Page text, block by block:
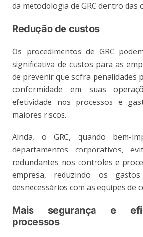
da metodologia de GRC dentro das
Redução de custos
Os procedimentos de GRC
significativa de custos para as
de prevenir que sofra penalidades
conformidade em suas
efetividade nos processos e
maiores riscos.
Ainda, o GRC, quando bem-
departamentos corporativos,
redundantes nos controles e
empresa, reduzindo os
desnecessários com as equipes de
Mais segurança e
processos